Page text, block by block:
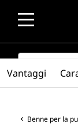
SEARCH
Benne per la
Vantaggi